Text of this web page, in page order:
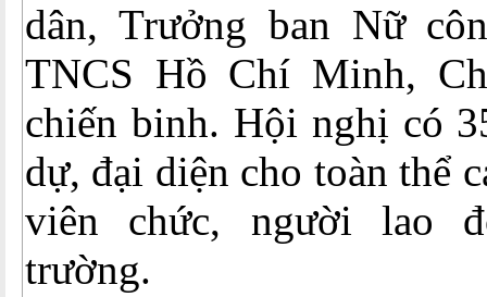
dân, Trưởng ban Nữ
TNCS Hồ Chí Minh,
chiến binh. Hội nghị có
dự, đại diện cho toàn thể
viên chức, người lao
trường.